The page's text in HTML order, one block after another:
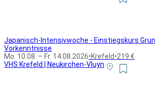
Japanisch-Intensivwoche - Einstiegskurs
Vorkenntnisse
Mo. 10.08. – Fr. 14.08.2026•Krefeld•219 €
VHS Krefeld | Neukirchen-Vluyn